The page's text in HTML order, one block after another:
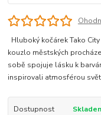
Hluboký kočárek Tako
kouzlo městských
sobě spojuje lásku k
inspirovali atmosférou
Dostupnost